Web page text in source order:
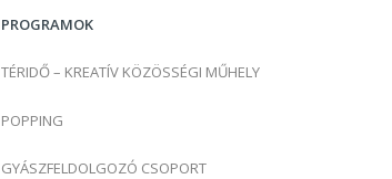
:PROGRAMOK
TÉRIDŐ – KREATÍV KÖZÖSSÉGI MŰHELY
POPPING
GYÁSZFELDOLGOZÓ CSOPORT